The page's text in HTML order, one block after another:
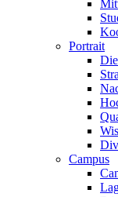
Portrait
Campus